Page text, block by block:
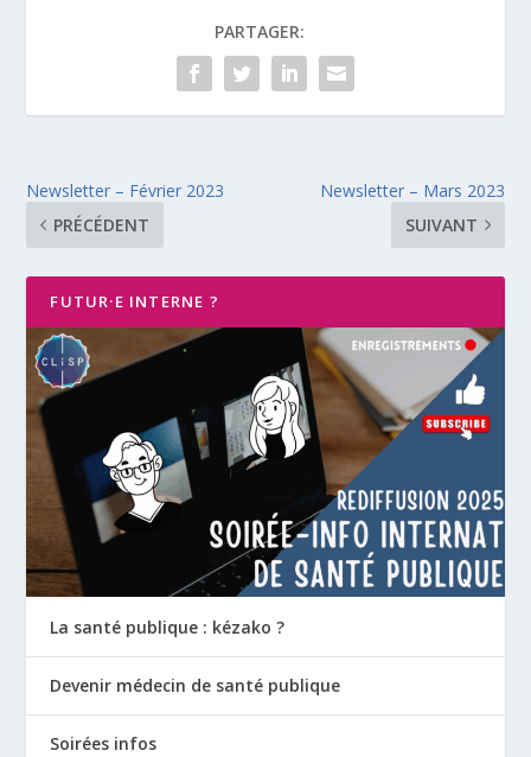
PARTAGER:
Newsletter – Février 2023
PRÉCÉDENT
Newsletter – Mars 2023
SUIVANT
FUTUR·E INTERNE ?
La santé publique : kézako ?
Devenir médecin de santé publique
Soirées infos